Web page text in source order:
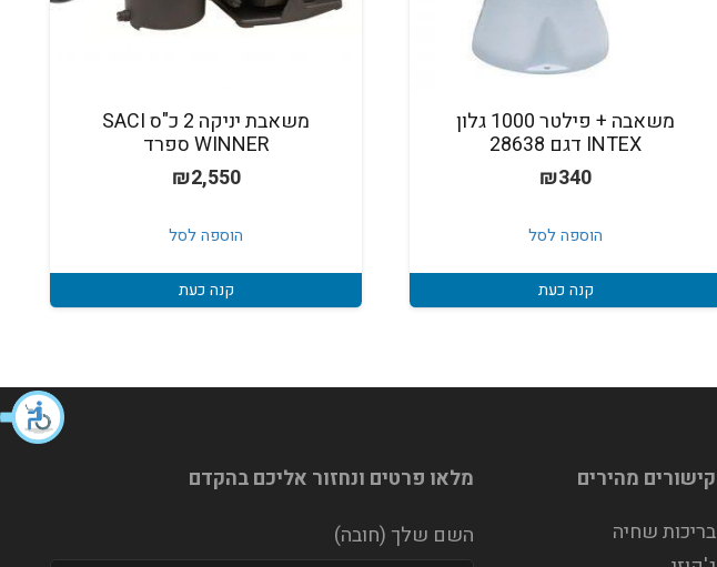
משאבה + פילטר 1000 גלון
INTEX דגם 28638
₪340
הוספה לסל
קנה כעת
משאבת יניקה 2 כ"ס SACI
WINNER ספרד
₪2,550
הוספה לסל
קנה כעת
קישורים מהירים
בריכות שחיה
מלאו פרטים ונחזור אליכם בהקדם
השם שלך (חובה)